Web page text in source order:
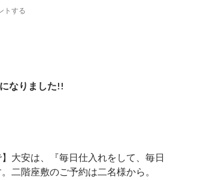
トする
なりました!!
】大安は、『毎日仕入れをして、毎日
二階座敷のご予約は二名様から。